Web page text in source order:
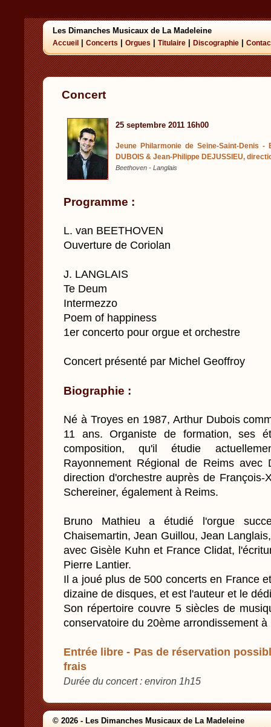
Les Dimanches Musicaux de La Madeleine
Accueil Concerts Orgues Titulaire Discographie
Concert
25 septembre 2011 16h00
Jeune Philarmonie de Seine-Saint-Denis -
DUBOIS & Jean-Philippe DEJUSSIEU,
Beethoven - Langlais
Programme :
L. van BEETHOVEN
Ouverture de Coriolan
J. LANGLAIS
Te Deum
Intermezzo
Poem of happiness
1er concerto pour orgue et orchestre
Concert présenté par Michel Geoffroy
Biographie :
Né à Troyes en 1987, Arthur Dubois
11 ans. Organiste de formation, ses
composition, qu'il étudie
Rayonnement Régional de Reims
direction d'orchestre auprès de
Schereiner, également à Reims.
Bruno Mathieu a étudié l'orgue
Chaisemartin, Jean Guillou, Jean
avec Gisèle Kuhn et France Clidat,
Pierre Lantier.
Il a joué plus de 500 concerts en France
dizaine de disques, et est l'auteur et le
Son répertoire couvre 5 siècles de
conservatoire du 20ème arrondissement à
Entrée libre - Pas de réservation
frais
Durée du concert : environ 1h15
© 2026 - Les Dimanches Musicaux de La Madeleine